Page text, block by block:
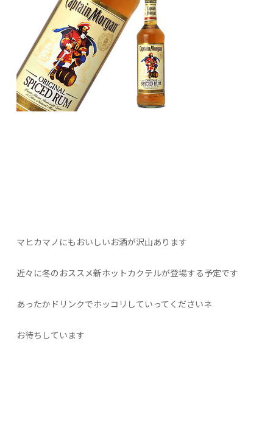
マヒカマノにもおいしいお酒が沢山あります
近々に冬のおススメ新ホットカクテルが登場する予定です
あったかドリンクでホッコリしていってくださいネ
お待ちしています